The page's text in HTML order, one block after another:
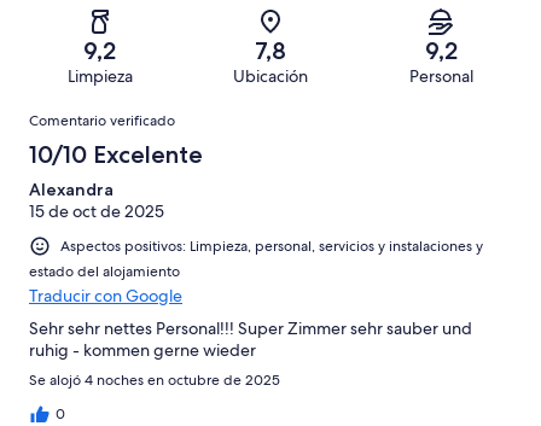
puntuación
puntuación
puntuación
Normal
una
puntuación
Mediocre
214
una
puntuación
de
Horrible
9,2
Limpieza
7,8
Ubicación
9,2
Personal
Comentarios
Comentario verificado
10/10 Excelente
Alexandra
15 de oct de 2025
Aspectos positivos: Limpieza, personal, servicios y instalaciones y
estado del alojamiento
Traducir con Google
Sehr sehr nettes Personal!!! Super Zimmer sehr sauber und
ruhig - kommen gerne wieder
Se alojó 4 noches en octubre de 2025
0